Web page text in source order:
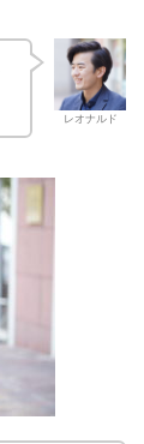
レオナルド